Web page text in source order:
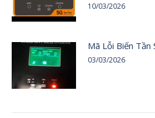
10/03/2026
Mã Lỗi Biến Tần
03/03/2026